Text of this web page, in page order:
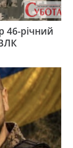
46-річний